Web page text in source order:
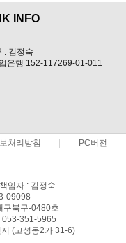
INFO
: 김정숙
업은행 152-117269-01-011
처리방침 PC버전
임자 : 김정숙
09098
구북구-0480호
053-351-5965
(고성동2가 31-6)